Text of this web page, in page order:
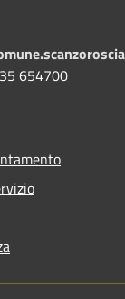
654700